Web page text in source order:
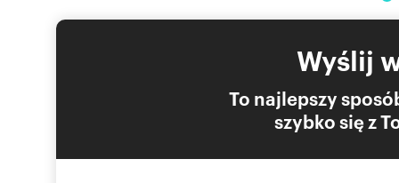
Wyślij
To najlepszy
szybko się z